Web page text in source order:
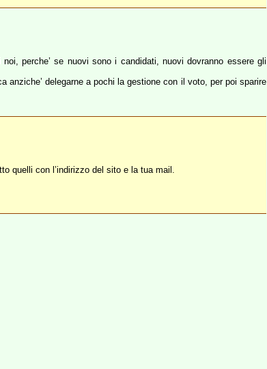
perche’ se nuovi sono i candidati, nuovi dovranno essere gli
anziche’ delegarne a pochi la gestione con il voto, per poi sparire
quelli con l’indirizzo del sito e la tua mail.